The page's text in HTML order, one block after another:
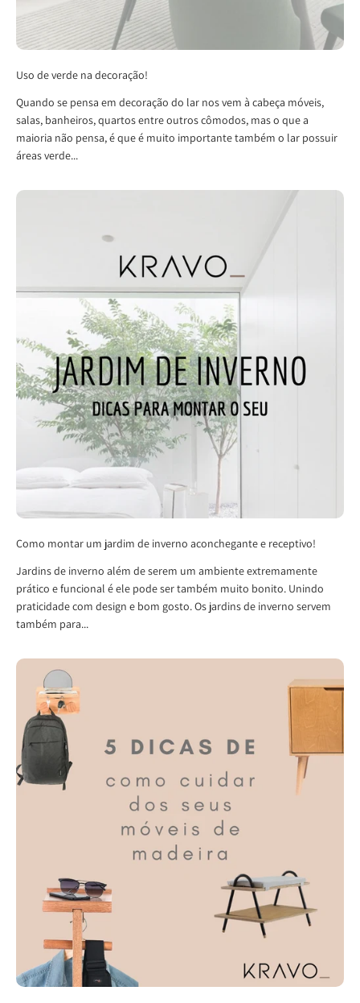
Uso de verde na decoração!
Quando se pensa em decoração do lar nos vem à cabeça móveis,
salas, banheiros, quartos entre outros cômodos, mas o que a
maioria não pensa, é que é muito importante também o lar possuir
áreas verde...
Como montar um jardim de inverno aconchegante e receptivo!
Jardins de inverno além de serem um ambiente extremamente
prático e funcional é ele pode ser também muito bonito. Unindo
praticidade com design e bom gosto. Os jardins de inverno servem
também para...